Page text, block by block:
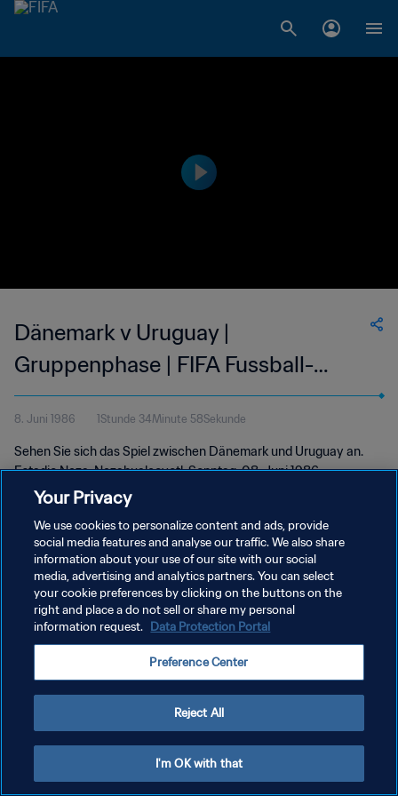
Dänemark v Uruguay |
Gruppenphase | FIFA Fussball-
Weltmeisterschaft Mexico 1986™ |
Spiel in voller Länge
8. Juni 1986 1Stunde 34Minute 58Sekunde
Sehen Sie sich das Spiel zwischen Dänemark und Uruguay an.
Estadio Neza, Nezahualcoyotl, Sonntag, 08. Juni 1986.
DATENSCHUTZ
NUTZUNGSBEDINGUNGEN
COOKIE-EINSTELLUNGEN VERWALTEN
Your Privacy
We use cookies to personalize content and ads, provide
social media features and analyse our traffic. We also share
information about your use of our site with our social
media, advertising and analytics partners. You can select
your cookie preferences by clicking on the buttons on the
right and place a do not sell or share my personal
information request. Data Protection Portal
Preference Center
Reject All
I'm OK with that